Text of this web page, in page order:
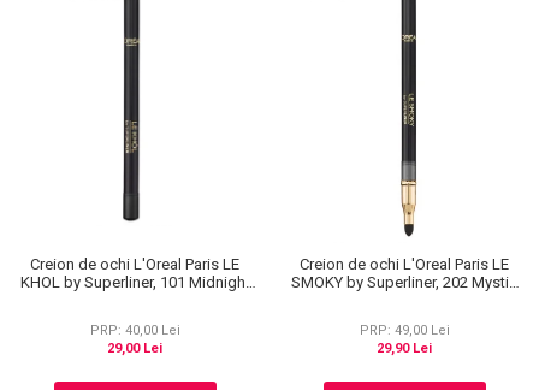
Creion de ochi L'Oreal Paris LE
KHOL by Superliner, 101 Midnight
PRP: 40,00 Lei
29,00 Lei
Creion de ochi L'Oreal Paris LE
SMOKY by Superliner, 202 Mystic
PRP: 49,00 Lei
29,90 Lei